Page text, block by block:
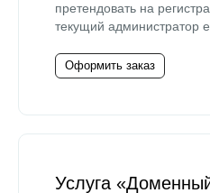
претендовать на
текущий администратор
Оформить заказ
Услуга